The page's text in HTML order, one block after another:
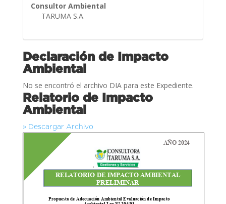
Consultor Ambiental
TARUMA S.A.
Declaración de Impacto
Ambiental
No se encontró el archivo DIA para este Expediente.
Relatorio de Impacto
Ambiental
» Descargar Archivo